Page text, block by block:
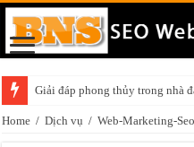
Giải đáp phong thủy trong nhà
Home / Dịch vụ / Web-Marketing-Seo